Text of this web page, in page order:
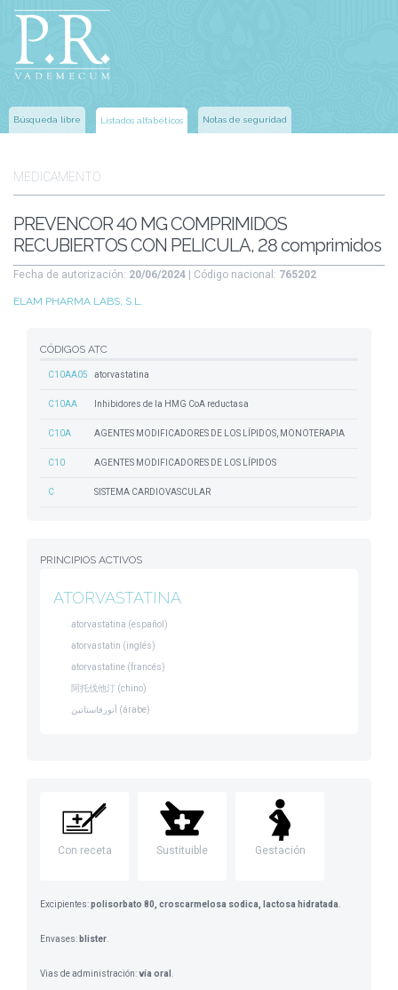
Búsqueda libre Listados alfabéticos Notas de seguridad
MEDICAMENTO
PREVENCOR 40 MG COMPRIMIDOS
RECUBIERTOS CON PELICULA, 28 comprimidos
Fecha de autorización: 20/06/2024 | Código nacional: 765202
ELAM PHARMA LABS, S.L.
CÓDIGOS ATC
C10AA05 atorvastatina
C10AA Inhibidores de la HMG CoA reductasa
C10A AGENTES MODIFICADORES DE LOS LÍPIDOS, MONOTERAPIA
C10 AGENTES MODIFICADORES DE LOS LÍPIDOS
C SISTEMA CARDIOVASCULAR
PRINCIPIOS ACTIVOS
ATORVASTATINA
atorvastatina (español)
atorvastatin (inglés)
atorvastatine (francés)
阿托伐他汀 (chino)
أتورفاستاتين (árabe)
Con receta Sustituible Gestación
Excipientes:polisorbato 80, croscarmelosa sodica, lactosa hidratada
Envases: blister
Vias de administración:vía oral